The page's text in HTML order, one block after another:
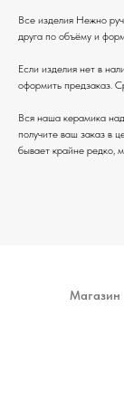
Все изделия Нежно
друга по объёму и
Если изделия нет в
оформить предзаказ.
Вся наша керамика
получите ваш заказ в
бывает крайне редко,
Магазин